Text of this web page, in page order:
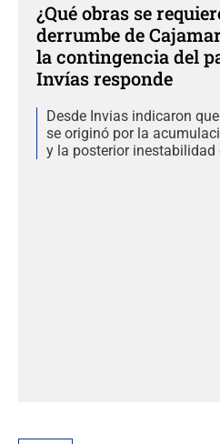
¿Qué obras se
derrumbe de
la contingencia del
Invías responde
Desde Invias indicaron
se originó por la
y la posterior inestabilidad